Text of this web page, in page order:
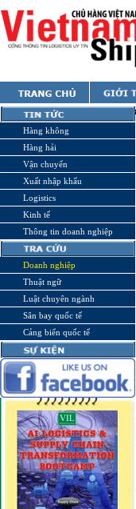
Hàng không
Hàng hải
Vận chuyển
Xuất nhập khẩu
Logistics
Kinh tế
Thông tin doanh nghiệp
Doanh nghiệp
Thuật ngữ
Luật chuyên ngành
Sân bay quốc tế
Cảng biển quốc tế